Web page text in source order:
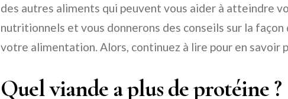
des autres aliments qui peuvent vous aider à atteindre
nutritionnels et vous donnerons des conseils sur la façon
votre alimentation. Alors, continuez à lire pour en savoir
Quel viande a plus de protéine ?